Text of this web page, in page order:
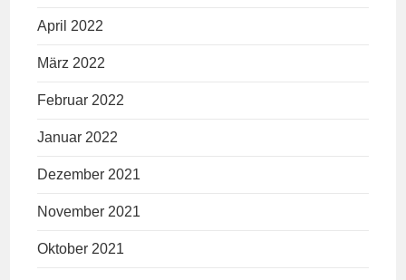
April 2022
März 2022
Februar 2022
Januar 2022
Dezember 2021
November 2021
Oktober 2021